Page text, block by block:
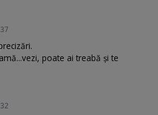
poate ai treabă și te